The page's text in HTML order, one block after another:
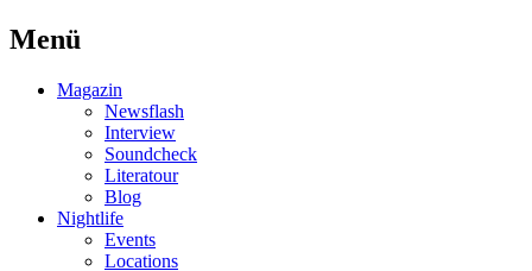
Menü
Magazin
Newsflash
Interview
Soundcheck
Literatour
Blog
Nightlife
Events
Locations